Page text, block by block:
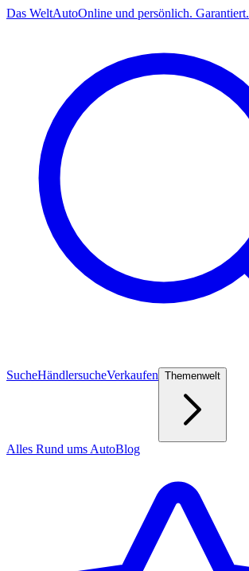
Das WeltAutoOnline und persönlich. Garantiert.
SucheHändlersucheVerkaufen Themenwelt
Alles Rund ums AutoBlog